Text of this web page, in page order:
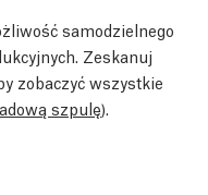
samodzielnego
Zeskanuj
zobaczyć wszystkie
szpulę).